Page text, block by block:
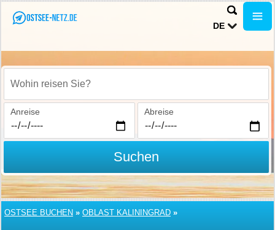
DE
Wohin reisen Sie?
Anreise Abreise
Suchen
OSTSEE BUCHEN » OBLAST KALININGRAD »